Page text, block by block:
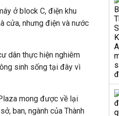
ở block C, điện khu
cửa, nhưng điện và nước
dân thực hiện nghiêm
sinh sống tại đây vì
mong được về lại
ban, ngành của Thành